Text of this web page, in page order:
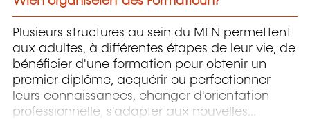
Plusieurs structures au sein du MEN permettent
aux adultes, à différentes étapes de leur vie, de
bénéficier d'une formation pour obtenir un
premier diplôme, acquérir ou perfectionner
leurs connaissances, changer d'orientation
professionnelle, s'adapter aux nouvelles